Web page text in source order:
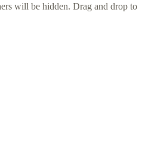
will be hidden. Drag and drop to